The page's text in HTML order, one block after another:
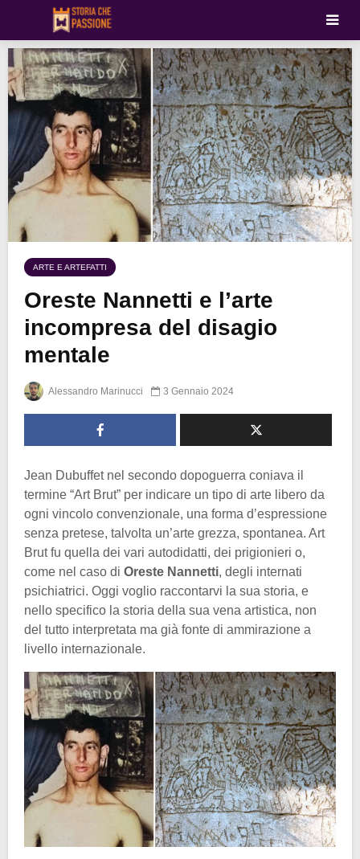
ARTE E ARTEFATTI
Oreste Nannetti e l’arte
incompresa del disagio
mentale
Alessandro Marinucci 3 Gennaio 2024
Jean Dubuffet nel secondo dopoguerra coniava il
termine “Art Brut” per indicare un tipo di arte libero da
ogni vincolo convenzionale, una forma d’espressione
senza pretese, talvolta un’arte grezza, spontanea. Art
Brut fu quella dei vari autodidatti, dei prigionieri o,
come nel caso di Oreste Nannetti, degli internati
psichiatrici. Oggi voglio raccontarvi la sua storia, e
nello specifico la storia della sua vena artistica, non
del tutto interpretata ma già fonte di ammirazione a
livello internazionale.